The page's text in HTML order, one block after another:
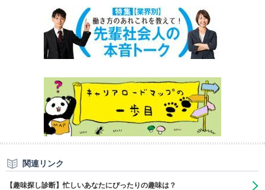
関連リンク
【趣味探し診断】忙しいあなたにぴったりの趣味は？